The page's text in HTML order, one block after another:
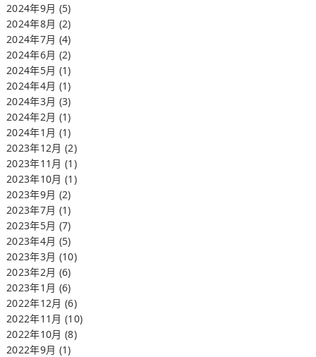
2024年9月 (5)
2024年8月 (2)
2024年7月 (4)
2024年6月 (2)
2024年5月 (1)
2024年4月 (1)
2024年3月 (3)
2024年2月 (1)
2024年1月 (1)
2023年12月(2)
2023年11月(1)
2023年10月(1)
2023年9月 (2)
2023年7月 (1)
2023年5月 (7)
2023年4月 (5)
2023年3月 (10)
2023年2月 (6)
2023年1月 (6)
2022年12月(6)
2022年11月(10)
2022年10月(8)
2022年9月 (1)